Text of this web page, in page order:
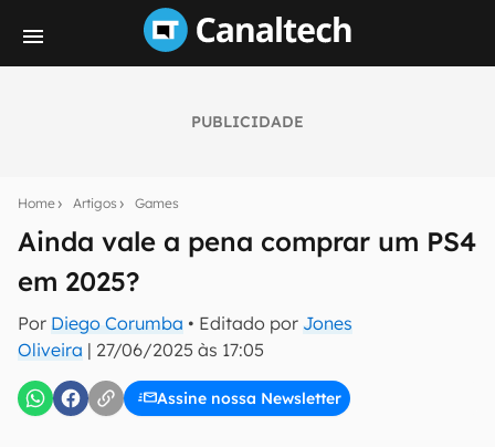
PUBLICIDADE
Home Artigos Games
Ainda vale a pena comprar um PS4
em 2025?
Por Diego Corumba • Editado por Jones
Oliveira | 27/06/2025 às 17:05
Assine nossa Newsletter
notícias e reviews sobre tecnologia em primeira
mão.
E-mail